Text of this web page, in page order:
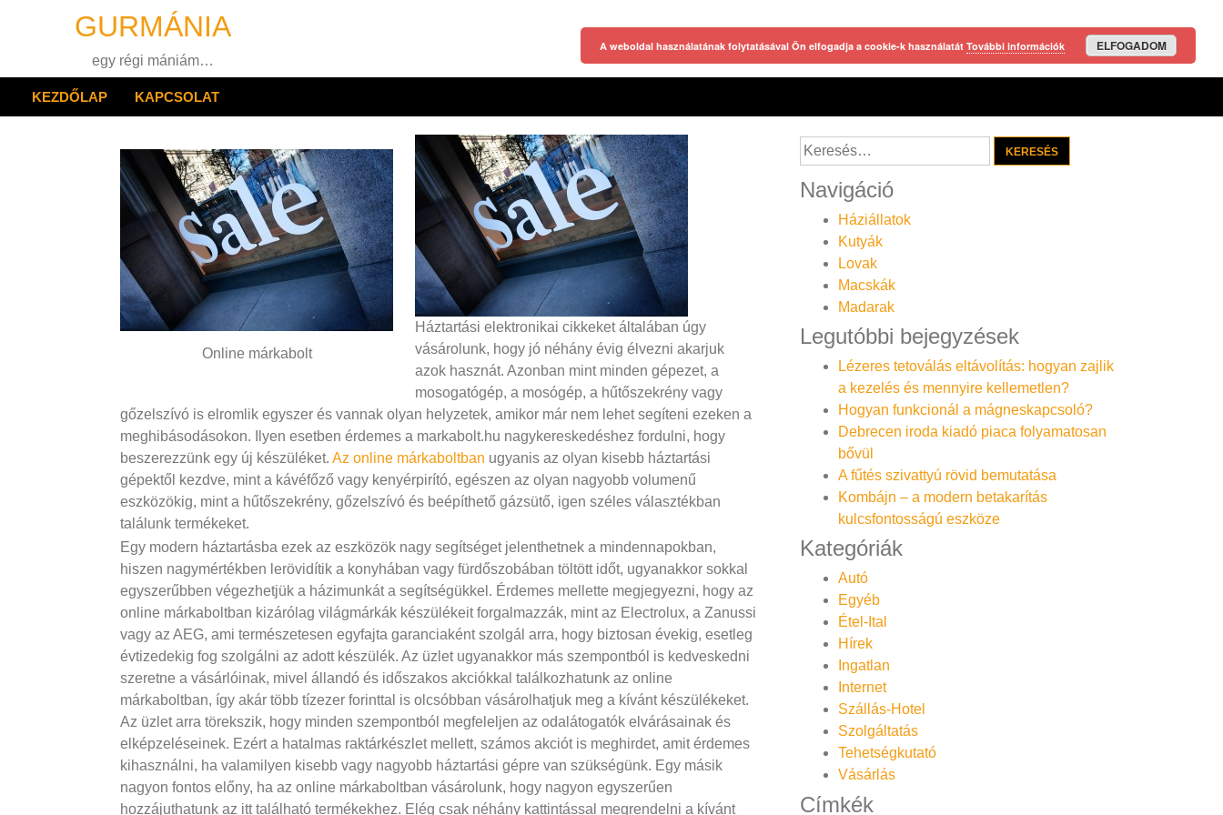
GURMÁNIA
egy régi mániám…
KEZDŐLAP KAPCSOLAT
Online márkabolt
Háztartási elektronikai cikkeket általában úgy
vásárolunk, hogy jó néhány évig élvezni akarjuk
azok hasznát. Azonban mint minden gépezet, a
mosogatógép, a mosógép, a hűtőszekrény vagy
gőzelszívó is elromlik egyszer és vannak olyan helyzetek, amikor már nem lehet segíteni ezeken a
meghibásodásokon. Ilyen esetben érdemes a markabolt.hu nagykereskedéshez fordulni, hogy
beszerezzünk egy új készüléket. Az online márkaboltban ugyanis az olyan kisebb háztartási
gépektől kezdve, mint a kávéfőző vagy kenyérpirító, egészen az olyan nagyobb volumenű
eszközökig, mint a hűtőszekrény, gőzelszívó és beépíthető gázsütő, igen széles választékban
találunk termékeket.
Egy modern háztartásba ezek az eszközök nagy segítséget jelenthetnek a mindennapokban,
hiszen nagymértékben lerövidítik a konyhában vagy fürdőszobában töltött időt, ugyanakkor sokkal
egyszerűbben végezhetjük a házimunkát a segítségükkel. Érdemes mellette megjegyezni, hogy az
online márkaboltban kizárólag világmárkák készülékeit forgalmazzák, mint az Electrolux, a Zanussi
vagy az AEG, ami természetesen egyfajta garanciaként szolgál arra, hogy biztosan évekig, esetleg
évtizedekig fog szolgálni az adott készülék. Az üzlet ugyanakkor más szempontból is kedveskedni
szeretne a vásárlóinak, mivel állandó és időszakos akciókkal találkozhatunk az online
márkaboltban, így akár több tízezer forinttal is olcsóbban vásárolhatjuk meg a kívánt készülékeket.
Az üzlet arra törekszik, hogy minden szempontból megfeleljen az odalátogatók elvárásainak és
elképzeléseinek. Ezért a hatalmas raktárkészlet mellett, számos akciót is meghirdet, amit érdemes
kihasználni, ha valamilyen kisebb vagy nagyobb háztartási gépre van szükségünk. Egy másik
nagyon fontos előny, ha az online márkaboltban vásárolunk, hogy nagyon egyszerűen
hozzájuthatunk az itt található termékekhez. Elég csak néhány kattintással megrendelni a kívánt
Keresés:
Navigáció
Háziállatok
Kutyák
Lovak
Macskák
Madarak
Legutóbbi bejegyzések
Lézeres tetoválás eltávolítás: hogyan zajlik
a kezelés és mennyire kellemetlen?
Hogyan funkcionál a mágneskapcsoló?
Debrecen iroda kiadó piaca folyamatosan
bővül
A fűtés szivattyú rövid bemutatása
Kombájn – a modern betakarítás
kulcsfontosságú eszköze
Kategóriák
Autó
Egyéb
Étel-Ital
Hírek
Ingatlan
Internet
Szállás-Hotel
Szolgáltatás
Tehetségkutató
Vásárlás
Címkék
A weboldal használatának folytatásával Ön elfogadja a cookie-k használatát További információk ELFOGADOM